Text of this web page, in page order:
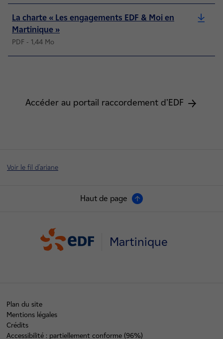
La charte « Les engagements EDF & Moi en
Martinique »
PDF - 1,44 Mo
Accéder au portail raccordement d’EDF
Voir le fil d'ariane
Haut de page
Martinique
Plan du site
Mentions légales
Crédits
Accessibilité : partiellement conforme (96%)